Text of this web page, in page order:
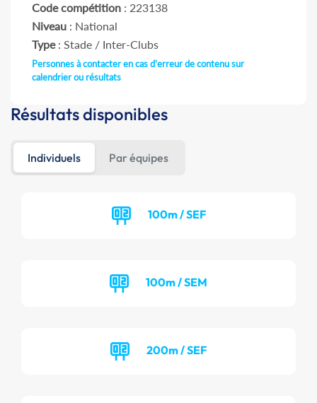
Code compétition : 223138
Niveau : National
Type: Stade / Inter-Clubs
Personnes à contacter en cas d'erreur de contenu sur
calendrier ou résultats
Résultats disponibles
Individuels Par équipes
100m / SEF
100m / SEM
200m / SEF